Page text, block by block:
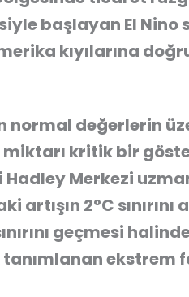
başlayan El Nino
kıyılarına
normal değerlerin
miktarı kritik bir
Merkezi
2°C sınırını
geçmesi
ekstrem